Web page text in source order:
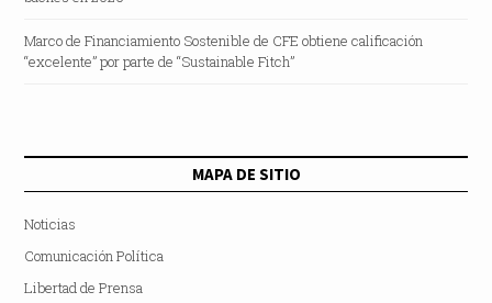
Marco de Financiamiento Sostenible de CFE obtiene calificación
“excelente” por parte de “Sustainable Fitch”
MAPA DE SITIO
Noticias
Comunicación Política
Libertad de Prensa